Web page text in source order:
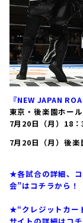
『NEW JAPAN
東京・後楽園ホール
7月20日（月） 18
7月20日（月）後楽
★各試合の詳細、
会”はコチラから！
★“クレジットカー